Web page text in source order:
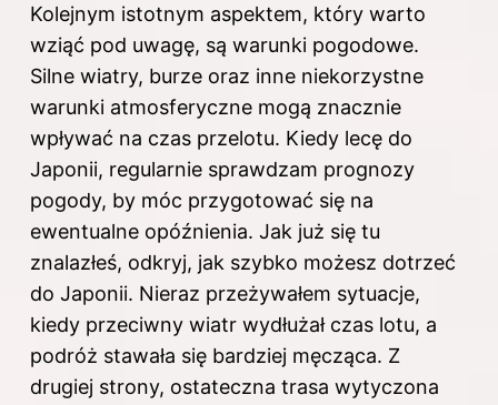
Kolejnym istotnym aspektem, który warto
wziąć pod uwagę, są warunki pogodowe.
Silne wiatry, burze oraz inne niekorzystne
warunki atmosferyczne mogą znacznie
wpływać na czas przelotu. Kiedy lecę do
Japonii, regularnie sprawdzam prognozy
pogody, by móc przygotować się na
ewentualne opóźnienia. Jak już się tu
znalazłeś, odkryj, jak szybko możesz dotrzeć
do Japonii. Nieraz przeżywałem sytuacje,
kiedy przeciwny wiatr wydłużał czas lotu, a
podróż stawała się bardziej męcząca. Z
drugiej strony, ostateczna trasa wytyczona